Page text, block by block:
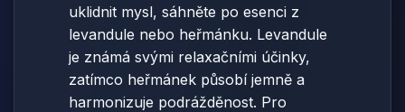
uklidnit mysl, sáhněte po esenci z
levandule nebo heřmánku. Levandule
je známá svými relaxačními účinky,
zatímco heřmánek působí jemně a
harmonizuje podrážděnost. Pro